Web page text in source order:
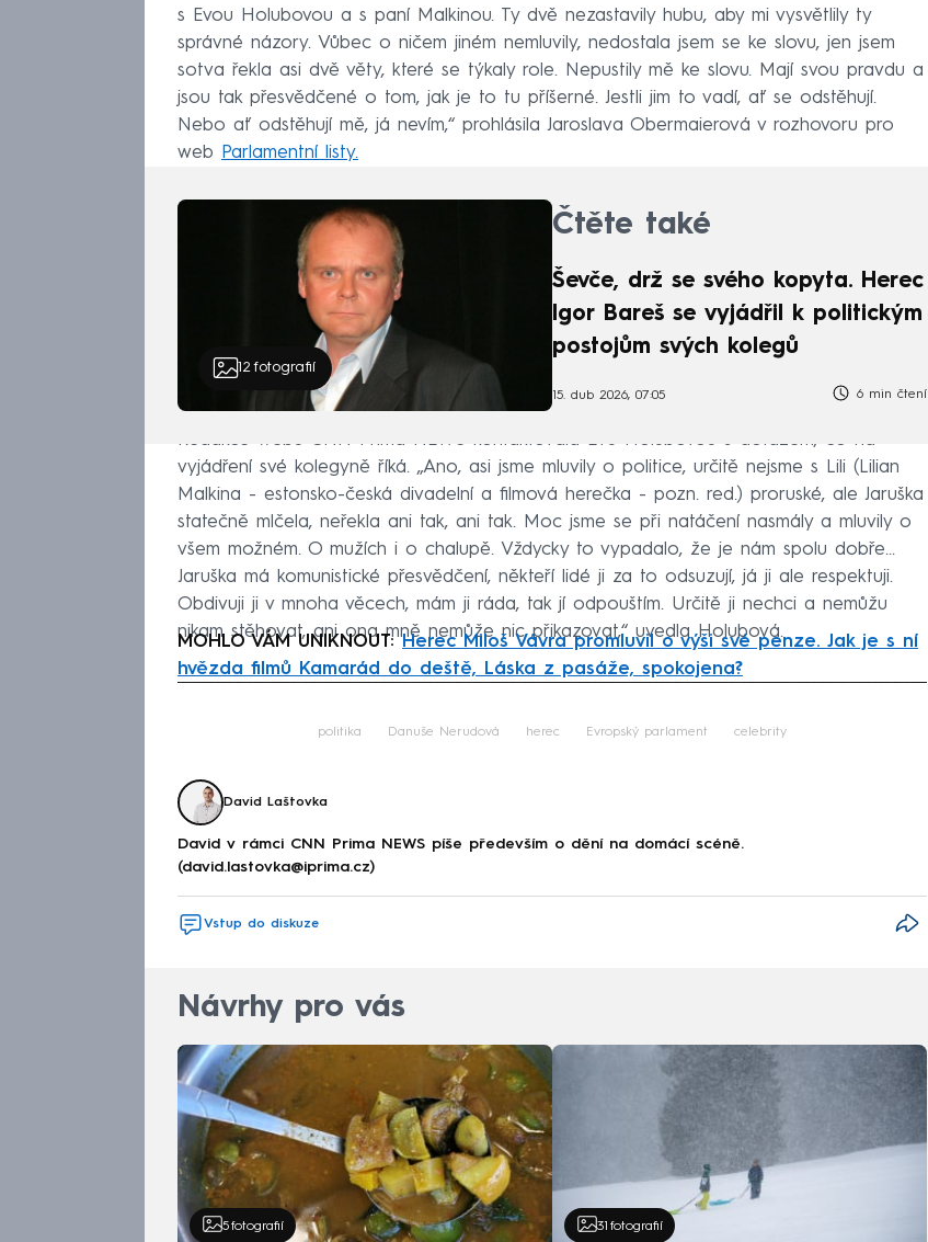
s Evou Holubovou a s paní Malkinou. Ty dvě nezastavily hubu, aby mi vysvětlily ty
správné názory. Vůbec o ničem jiném nemluvily, nedostala jsem se ke slovu, jen jsem
sotva řekla asi dvě věty, které se týkaly role. Nepustily mě ke slovu. Mají svou pravdu a
jsou tak přesvědčené o tom, jak je to tu příšerné. Jestli jim to vadí, ať se odstěhují.
Nebo ať odstěhují mě, já nevím,“ prohlásila Jaroslava Obermaierová v rozhovoru pro
web
Parlamentní listy.
12fotografií
Čtěte také
Ševče, drž se svého kopyta. Herec
Igor Bareš se vyjádřil k politickým
postojům svých kolegů
15. dub 2026, 07:05 6 min čtení
Redakce webu CNN Prima NEWS kontaktovala Evu Holubovou s dotazem, co na
vyjádření své kolegyně říká. „Ano, asi jsme mluvily o politice, určitě nejsme s Lili (Lilian
Malkina - estonsko-česká divadelní a filmová herečka - pozn. red.) proruské, ale Jaruška
statečně mlčela, neřekla ani tak, ani tak. Moc jsme se při natáčení nasmály a mluvily o
všem možném. O mužích i o chalupě. Vždycky to vypadalo, že je nám spolu dobře...
Jaruška má komunistické přesvědčení, někteří lidé ji za to odsuzují, já ji ale respektuji.
Obdivuji ji v mnoha věcech, mám ji ráda, tak jí odpouštím. Určitě ji nechci a nemůžu
nikam stěhovat, ani ona mně nemůže nic přikazovat,“ uvedla Holubová.
MOHLO VÁM UNIKNOUT:Herec Miloš Vávra promluvil o výši své penze. Jak je s ní
hvězda filmů Kamarád do deště, Láska z pasáže, spokojena?
politika Danuše Nerudová herec Evropský parlament celebrity
David Laštovka
David v rámci CNN Prima NEWS píše především o dění na domácí scéně.
(david.lastovka@iprima.cz)
Vstup do diskuze
Návrhy pro vás
5 fotografií 31 fotografií